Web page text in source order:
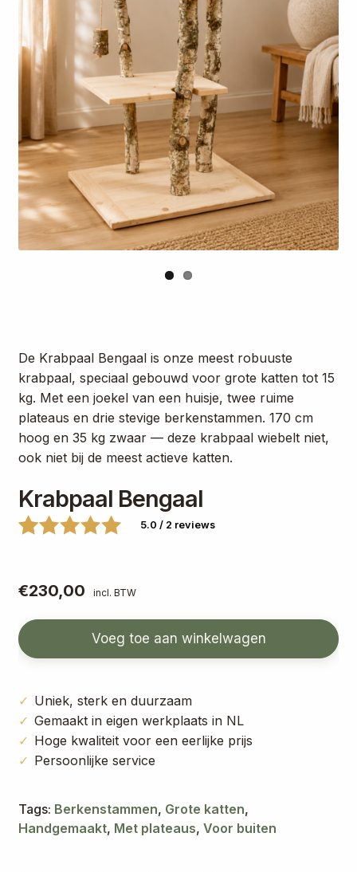
De Krabpaal Bengaal is onze meest robuuste
krabpaal, speciaal gebouwd voor grote katten tot 15
kg. Met een joekel van een huisje, twee ruime
plateaus en drie stevige berkenstammen. 170 cm
hoog en 35 kg zwaar — deze krabpaal wiebelt niet,
ook niet bij de meest actieve katten.
Krabpaal Bengaal
dee
rd
5.0
5
geb
ase
op
kla
5.0 / 2 reviews
€230,00 incl. BTW
Voeg toe aan winkelwagen
Uniek, sterk en duurzaam
Gemaakt in eigen werkplaats in NL
Hoge kwaliteit voor een eerlijke prijs
Persoonlijke service
Tags: Berkenstammen, Grote katten,
Handgemaakt, Met plateaus, Voor buiten